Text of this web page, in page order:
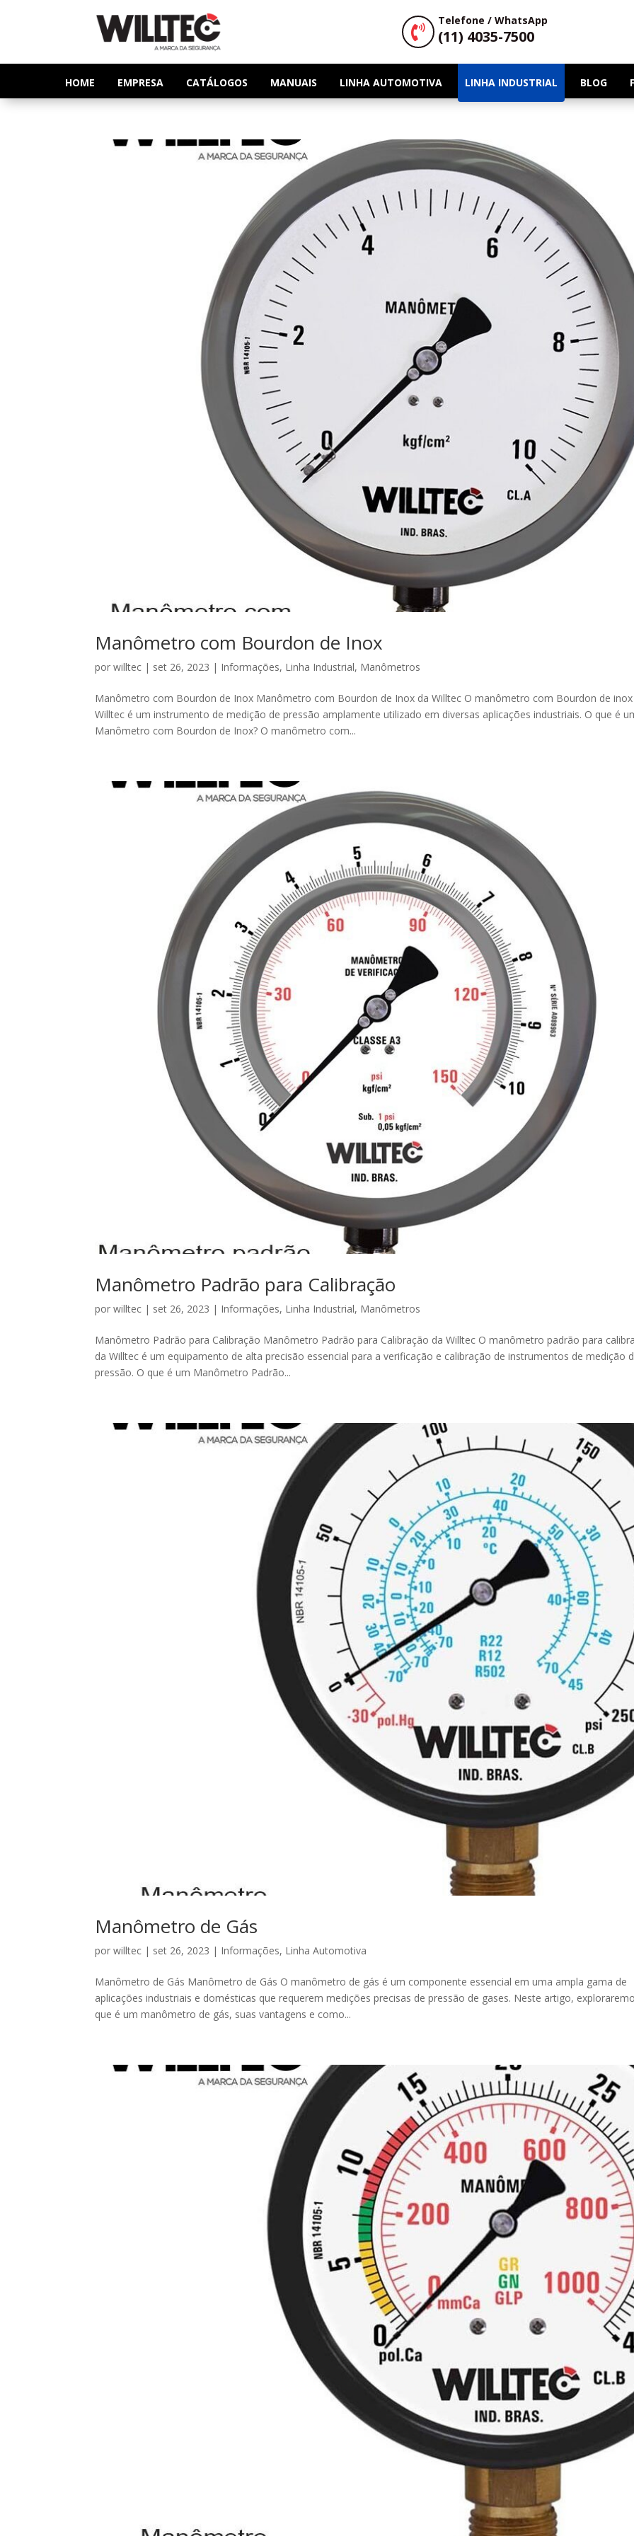

Telefone / WhatsApp
(11) 4035-7500
HOME EMPRESA CATÁLOGOS MANUAIS LINHA AUTOMOTIVA LINHA INDUSTRIAL BLOG
Manômetro com Bourdon de Inox
porwilltec | set 26, 2023 | Informações, Linha Industrial, Manômetros
Manômetro com Bourdon de Inox Manômetro com Bourdon de Inox da Willtec O manômetro com Bourdon de
Willtec é um instrumento de medição de pressão amplamente utilizado em diversas aplicações industriais. O que é
Manômetro com Bourdon de Inox? O manômetro com...
Manômetro Padrão para Calibração
porwilltec | set 26, 2023 | Informações, Linha Industrial, Manômetros
Manômetro Padrão para Calibração Manômetro Padrão para Calibração da Willtec O manômetro padrão para
da Willtec é um equipamento de alta precisão essencial para a verificação e calibração de instrumentos de medição
pressão. O que é um Manômetro Padrão...
Manômetro de Gás
porwilltec | set 26, 2023 | Informações, Linha Automotiva
Manômetro de Gás Manômetro de Gás O manômetro de gás é um componente essencial em uma ampla gama de
aplicações industriais e domésticas que requerem medições precisas de pressão de gases. Neste artigo,
que é um manômetro de gás, suas vantagens e como...